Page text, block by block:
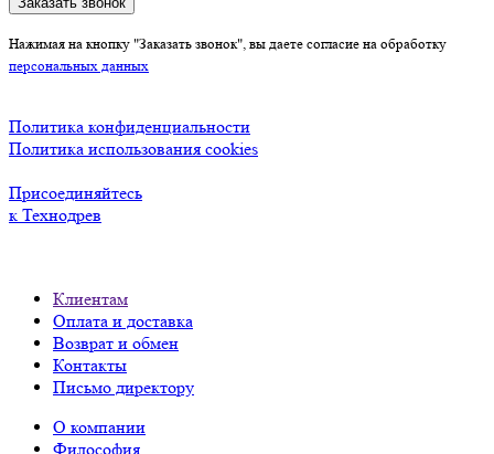
Нажимая на кнопку "Заказать звонок", вы даете согласие на обработку
персональных данных
Политика конфиденциальности
Политика использования cookies
Присоединяйтесь
к Технодрев
Клиентам
Оплата и доставка
Возврат и обмен
Контакты
Письмо директору
О компании
Философия